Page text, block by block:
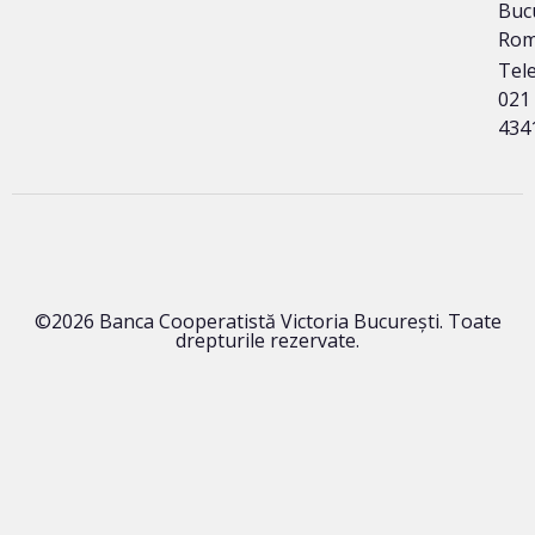
021
©2026 Banca Cooperatistă Victoria București. Toate
drepturile rezervate.